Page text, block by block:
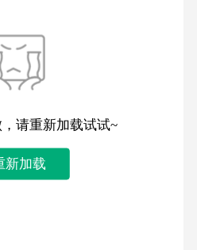
请重新加载试试~
新加载